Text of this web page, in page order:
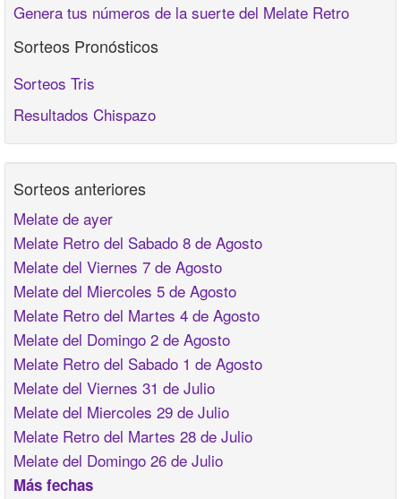
Genera tus números de la suerte del Melate Retro
Sorteos Pronósticos
Sorteos Tris
Resultados Chispazo
Sorteos anteriores
Melate de ayer
Melate Retro del Sabado 8 de Agosto
Melate del Viernes 7 de Agosto
Melate del Miercoles 5 de Agosto
Melate Retro del Martes 4 de Agosto
Melate del Domingo 2 de Agosto
Melate Retro del Sabado 1 de Agosto
Melate del Viernes 31 de Julio
Melate del Miercoles 29 de Julio
Melate Retro del Martes 28 de Julio
Melate del Domingo 26 de Julio
Más fechas